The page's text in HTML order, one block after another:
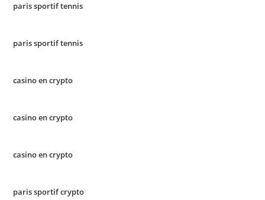
paris sportif tennis
paris sportif tennis
casino en crypto
casino en crypto
casino en crypto
paris sportif crypto